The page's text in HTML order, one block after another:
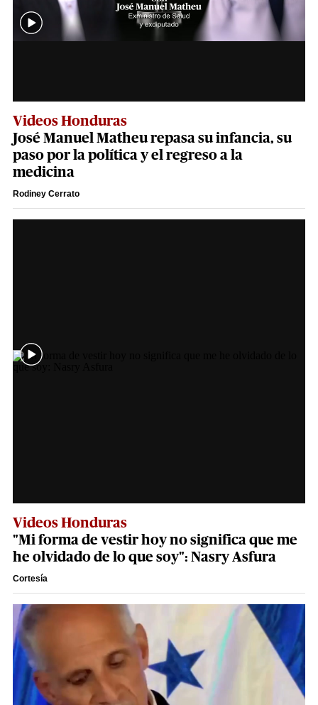
Videos Honduras
José Manuel Matheu repasa su infancia, su
paso por la política y el regreso a la
medicina
Rodiney Cerrato
Videos Honduras
"Mi forma de vestir hoy no significa que me
he olvidado de lo que soy": Nasry Asfura
Cortesía